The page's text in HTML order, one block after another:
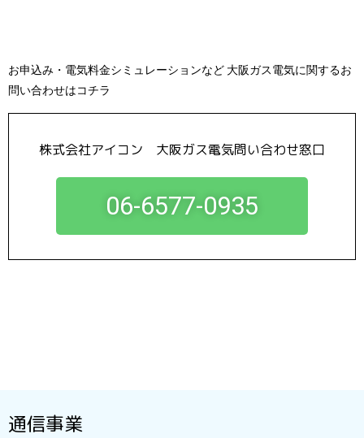
お申込み・電気料金シミュレーションなど 大阪ガス電気に関するお
問い合わせはコチラ
株式会社アイコン 大阪ガス電気問い合わせ窓口
06-6577-0935
通信事業